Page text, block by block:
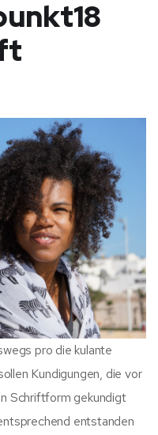
pro die kulante
Kundigungen, die vor
Schriftform gekundigt
entstanden